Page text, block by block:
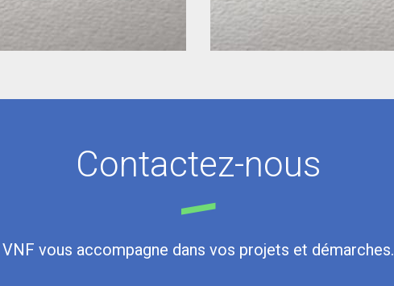
Contactez-nous
VNF vous accompagne dans vos projets et démarches.